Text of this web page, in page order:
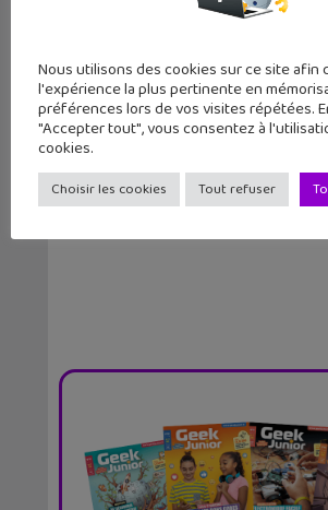
avec Genially (2/6)...
Nous utilisons des cookies sur ce site afin
l'expérience la plus pertinente en
préférences lors de vos visites répétées.
"Accepter tout", vous consentez à
cookies.
Choisir les cookies Tout refuser